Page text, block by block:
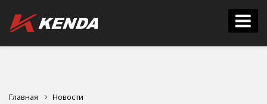
Главная Новости